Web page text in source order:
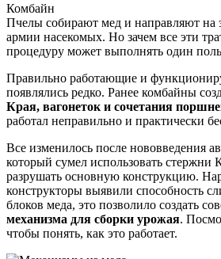
Комбайн
Пчелы собирают мед и направляют на
армии насекомых. Но зачем все эти
процедуру может выполнять один
Правильно работающие и
появлялись редко. Ранее комбайны
Края, вагонеток и сочетания
работал неправильно и практически
Все изменилось после нововведения
который сумел использовать стержни
разрушать основную конструкцию.
конструкторы выявили способность
блоков меда, это позволило создать
механизма для сборки урожая.
чтобы понять, как это работает.